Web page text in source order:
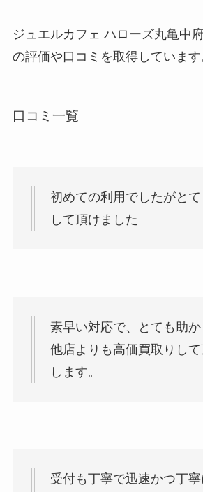
ジュエルカフェ ハローズ丸亀中
の評価や口コミを取得しています
口コミ一覧
初めての利用でしたがと
して頂けました
素早い対応で、とても助か
他店よりも高価買取りし
します。
受付も丁寧で迅速かつ丁